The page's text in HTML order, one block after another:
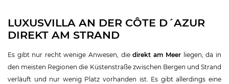
LUXUSVILLA AN DER CÔTE D´AZUR
DIREKT AM STRAND
Es gibt nur recht wenige Anwesen, diedirekt am Meer liegen, da in
den meisten Regionen die Küstenstraße zwischen Bergen und Strand
verläuft und nur wenig Platz vorhanden ist. Es gibt allerdings eine